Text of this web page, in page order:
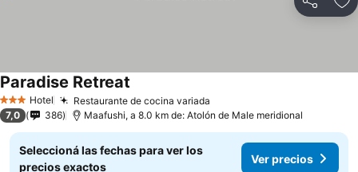
Compartir
3 Estrellas
Hotel Restaurante de cocina variada
Paradise Retreat
7,0 386 Maafushi, a 8.0 km de: Atolón de Male meridional
Seleccioná las fechas para ver los
precios exactos
Ver precios